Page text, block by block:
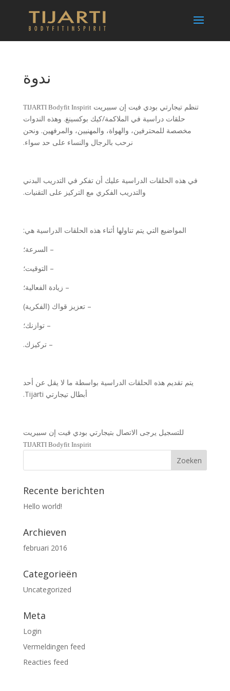
ندوة
تنظم تيجارتي بودي فيت إن سبيريتTIJARTI Bodyfit Inspirit
حلقات دراسية في الملاكمة/كيك بوكسينغ. وهذه الندوات
مخصصة للمحترفين، والهواة، والمهنيين، والمرفهين. ونحن
نرحب بالرجال والنساء على حد سواء.
في هذه الحلقات الدراسية عليك أن تفكر في التدريب البدني
والتدريب الفكري مع التركيز على التقنيات.
المواضيع التي يتم تناولها أثناء هذه الحلقات الدراسية هي:
– السرعة؛
– التوقيت؛
– زيادة الفعالية؛
– تعزيز قواك (الفكرية)
– توازنك؛
– تركيزك.
يتم تقديم هذه الحلقات الدراسية بواسطة ما لا يقل عن أحد
أبطال تيجارتي Tijarti.
للتسجيل يرجى الاتصال بتيجارتي بودي فيت إن سبيريت
TIJARTI Bodyfit Inspirit
Recente berichten
Hello world!
Archieven
februari 2016
Categorieën
Uncategorized
Meta
Login
Vermeldingen feed
Reacties feed